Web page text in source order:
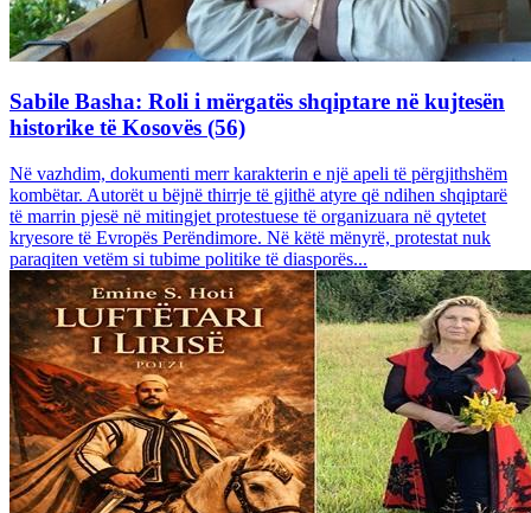
Sabile Basha: Roli i mërgatës shqiptare në kujtesën
historike të Kosovës (56)
Në vazhdim, dokumenti merr karakterin e një apeli të përgjithshëm
kombëtar. Autorët u bëjnë thirrje të gjithë atyre që ndihen shqiptarë
të marrin pjesë në mitingjet protestuese të organizuara në qytetet
kryesore të Evropës Perëndimore. Në këtë mënyrë, protestat nuk
paraqiten vetëm si tubime politike të diasporës...